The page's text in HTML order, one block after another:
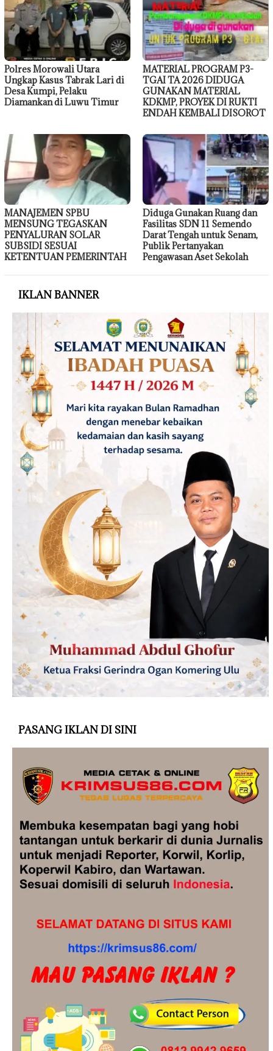
Polres Morowali Utara
Ungkap Kasus Tabrak Lari di
Desa Kumpi, Pelaku
Diamankan di Luwu Timur
MATERIAL PROGRAM P3-
TGAI TA 2026 DIDUGA
GUNAKAN MATERIAL
KDKMP, PROYEK DI RUKTI
ENDAH KEMBALI DISOROT
MANAJEMEN SPBU
MENSUNG TEGASKAN
PENYALURAN SOLAR
SUBSIDI SESUAI
KETENTUAN PEMERINTAH
Diduga Gunakan Ruang dan
Fasilitas SDN 11 Semendo
Darat Tengah untuk Senam,
Publik Pertanyakan
Pengawasan Aset Sekolah
IKLAN BANNER
PASANG IKLAN DI SINI